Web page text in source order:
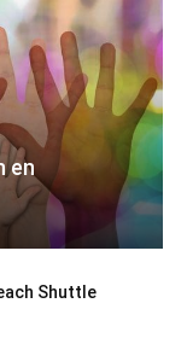
en
Shuttle